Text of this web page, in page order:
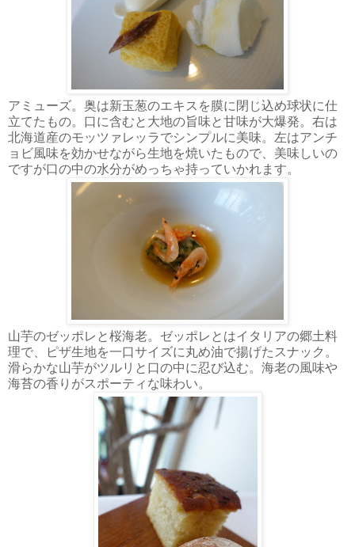
アミューズ。奥は新玉葱のエキスを膜に閉じ込め球状に仕
立てたもの。口に含むと大地の旨味と甘味が大爆発。右は
北海道産のモッツァレッラでシンプルに美味。左はアンチ
ョビ風味を効かせながら生地を焼いたもので、美味しいの
ですが口の中の水分がめっちゃ持っていかれます。
山芋のゼッポレと桜海老。ゼッポレとはイタリアの郷土料
理で、ピザ生地を一口サイズに丸め油で揚げたスナック。
滑らかな山芋がツルリと口の中に忍び込む。海老の風味や
海苔の香りがスポーティな味わい。